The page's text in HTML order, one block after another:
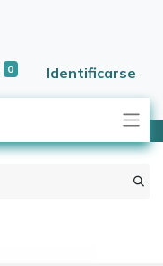
0 Identificarse